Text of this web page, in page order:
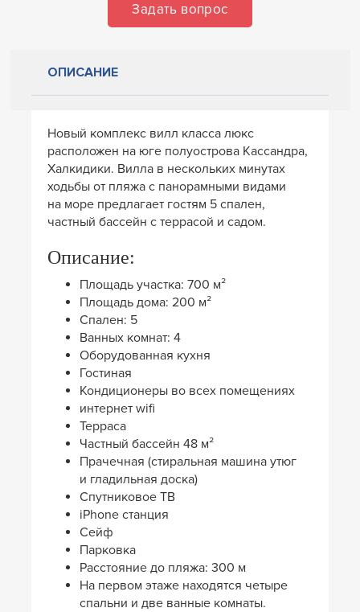
Задать вопрос
ОПИСАНИЕ
Новый комплекс вилл класса люкс
расположен на юге полуострова Кассандра,
Халкидики. Вилла в нескольких минутах
ходьбы от пляжа с панорамными видами
на море предлагает гостям 5 спален,
частный бассейн с террасой и садом.
Описание:
Площадь участка: 700 м²
Площадь дома: 200 м²
Спален: 5
Ванных комнат: 4
Оборудованная кухня
Гостиная
Кондиционеры во всех помещениях
интернет wifi
Терраса
Частный бассейн 48 м²
Прачечная (стиральная машина утюг
и гладильная доска)
Спутниковое ТВ
iPhone станция
Сейф
Парковка
Расстояние до пляжа: 300 м
На первом этаже находятся четыре
спальни и две ванные комнаты.